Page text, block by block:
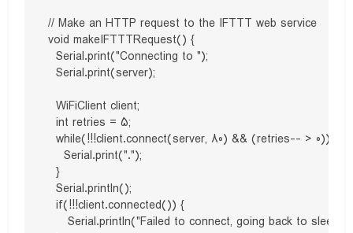
// Make an HTTP request to the IFTTT web service
void makeIFTTTRequest() {
  Serial.print("Connecting to ");
  Serial.print(server);
  WiFiClient client;
  int retries = 5;
  while(!!!client.connect(server, 80) && (retries-- > 0)) {
    Serial.print(".");
  }
  Serial.println();
  if(!!!client.connected()) {
     Serial.println("Failed to connect, going back to sleep");